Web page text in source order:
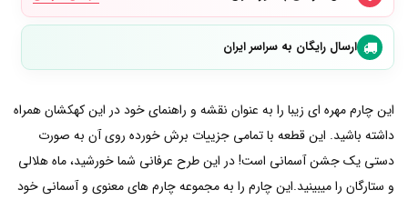
ارسال رایگان به سراسر ایران
این چارم مهره ای زیبا را به عنوان نقشه و راهنمای خود در این کهکشان همراه
داشته باشید. این قطعه با تمامی جزییات برش خورده روی آن به صورت
دستی یک جشن آسمانی است! در این طرح عرفانی شما خورشید، ماه هلالی
و ستارگان را میبینید.این چارم را به مجموعه چارم های معنوی و آسمانی خود